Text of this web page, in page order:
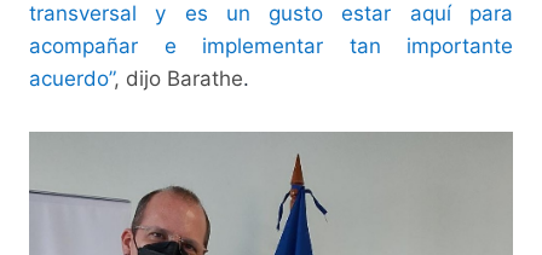
transversal y es un gusto estar aquí para
acompañar e implementar tan importante
acuerdo”, dijo Barathe.